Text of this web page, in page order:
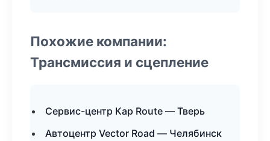
Похожие компании:
Трансмиссия и сцепление
Сервис-центр Кар Route — Тверь
Автоцентр Vector Road — Челябинск